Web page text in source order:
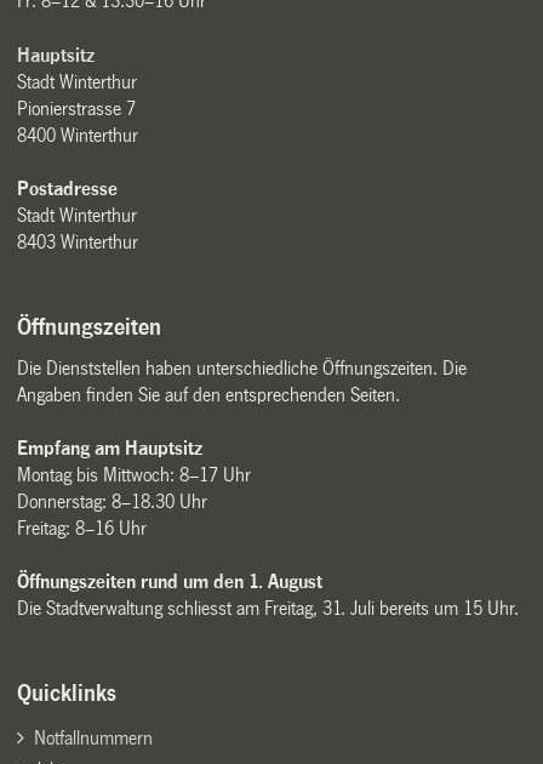
Hauptsitz
Stadt Winterthur
Pionierstrasse 7
8400 Winterthur
Postadresse
Stadt Winterthur
8403 Winterthur
Öffnungszeiten
Die Dienststellen haben unterschiedliche Öffnungszeiten. Die
Angaben finden Sie auf den entsprechenden Seiten.
Empfang am Hauptsitz
Montag bis Mittwoch: 8–17 Uhr
Donnerstag: 8–18.30 Uhr
Freitag: 8–16 Uhr
Öffnungszeiten rund um den 1. August
Die Stadtverwaltung schliesst am Freitag, 31. Juli bereits um 15 Uhr.
Quicklinks
Notfallnummern